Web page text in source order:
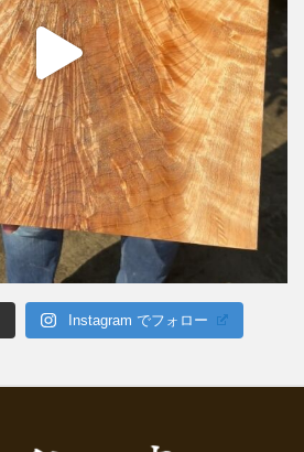
Instagram でフォロー